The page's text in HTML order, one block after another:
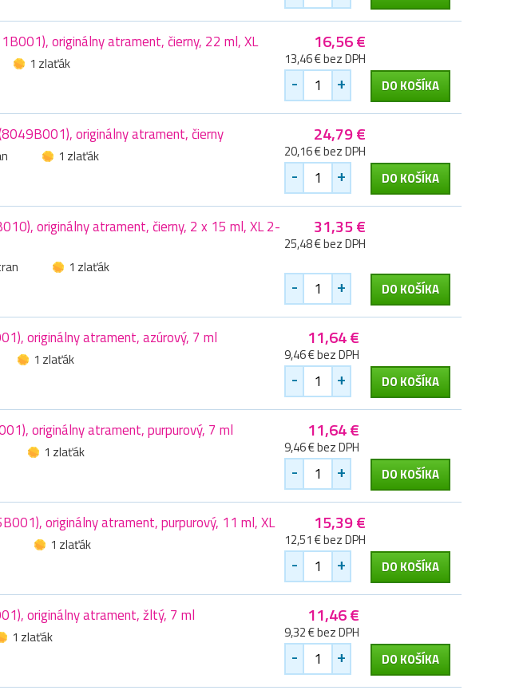
originálny atrament, čierny, 22 ml, XL
1 zlaťák
16,56 €
13,46 € bez DPH
- + DO KOŠÍKA
originálny atrament, čierny
1 zlaťák
24,79 €
20,16 € bez DPH
- + DO KOŠÍKA
originálny atrament, čierny, 2 x 15 ml, XL 2-
1 zlaťák
31,35 €
25,48 € bez DPH
- + DO KOŠÍKA
originálny atrament, azúrový, 7 ml
1 zlaťák
11,64 €
9,46 € bez DPH
- + DO KOŠÍKA
originálny atrament, purpurový, 7 ml
1 zlaťák
11,64 €
9,46 € bez DPH
- + DO KOŠÍKA
originálny atrament, purpurový, 11 ml, XL
1 zlaťák
15,39 €
12,51 € bez DPH
- + DO KOŠÍKA
originálny atrament, žltý, 7 ml
1 zlaťák
11,46 €
9,32 € bez DPH
- + DO KOŠÍKA